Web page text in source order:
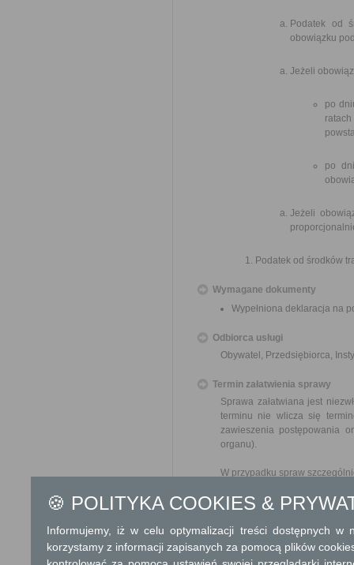
Podatek od
obowiązku
Jeżeli
po
po
Jeżeli
Podatek od środków
Wymagane dokumenty
Wypełniona deklaracja na
Odbiorca usługi
Obywatel, Przedsiębiorca,
Termin załatwienia sprawy
Sprawa załatwiana jest
terminu nie wlicza się
zawieszenia postępowania
organu).
W przypadku spraw
Informacja
Dodatkowe
Opłata
🍪 POLITYKA COOKIES &
Informujemy, iż w celu optymalizacji treści dostępnych w
korzystamy z informacji zapisanych za pomocą plików